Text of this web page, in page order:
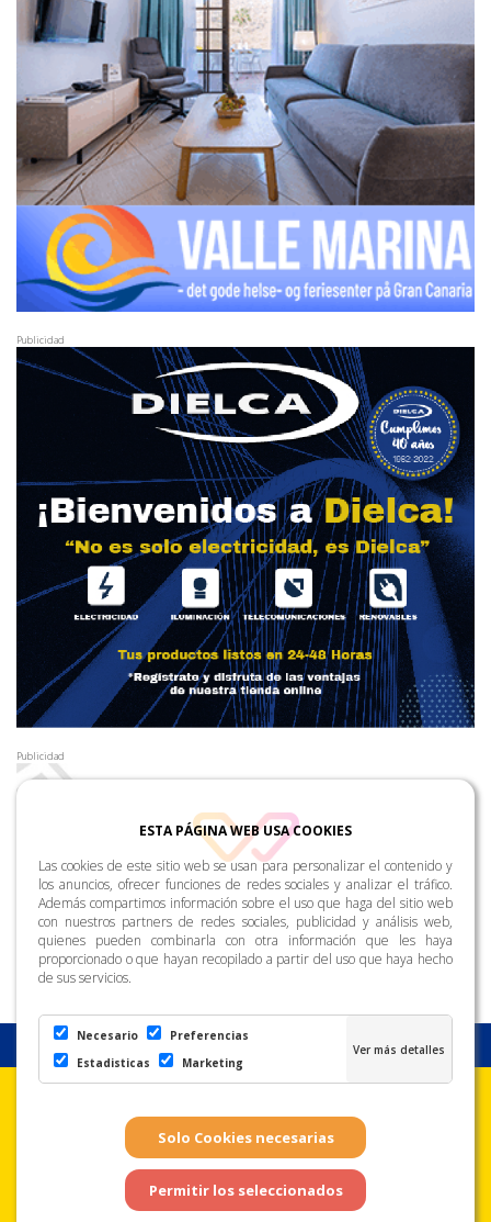
Publicidad
Publicidad
Aviso Legal Condiciones de uso
Política de
Privacidad
Copyright © Zona Amarilla. Todos los derechos reservados. - Página
ESTA PÁGINA WEB USA COOKIES
Las cookies de este sitio web se usan para personalizar el contenido y
los anuncios, ofrecer funciones de redes sociales y analizar el tráfico.
Además compartimos información sobre el uso que haga del sitio web
con nuestros partners de redes sociales, publicidad y análisis web,
quienes pueden combinarla con otra información que les haya
proporcionado o que hayan recopilado a partir del uso que haya hecho
de sus servicios.
Necesario
Preferencias
Estadisticas
Marketing